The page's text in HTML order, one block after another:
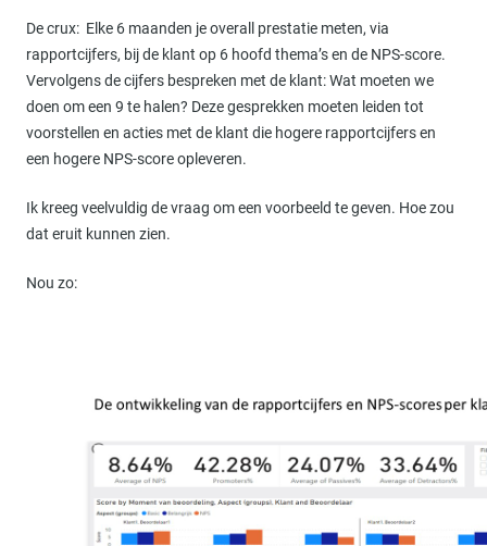
De crux: Elke 6 maanden je overall prestatie meten, via
rapportcijfers, bij de klant op 6 hoofd thema’s en de NPS-score.
Vervolgens de cijfers bespreken met de klant: Wat moeten we
doen om een 9 te halen? Deze gesprekken moeten leiden tot
voorstellen en acties met de klant die hogere rapportcijfers en
een hogere NPS-score opleveren.
Ik kreeg veelvuldig de vraag om een voorbeeld te geven. Hoe zou
dat eruit kunnen zien.
Nou zo: